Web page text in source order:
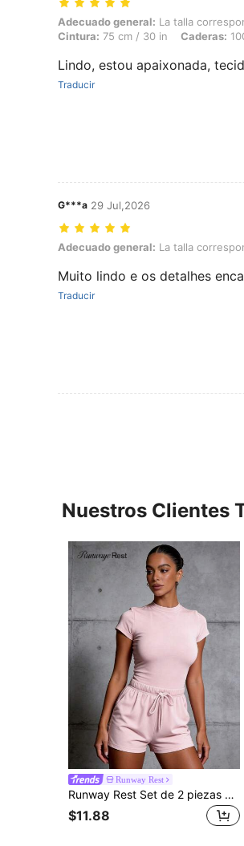
Adecuado general: La talla corresponde,
Adecuado general: La talla
Cintura: 75 cm / 30 in Caderas:
Lindo, estou apaixonada,
Traducir
G***a 29 Jul,2026
Adecuado general: La talla corresponde,
Adecuado general: La talla
Muito lindo e os detalhes
Traducir
Nuestros Clientes
Runway Rest
Runway Rest Set de 2 piezas de camiseta de manga corta de cuello redondo y pantalones cortos casuales con cordón en la cintura, unicolor para mujer
$11.88